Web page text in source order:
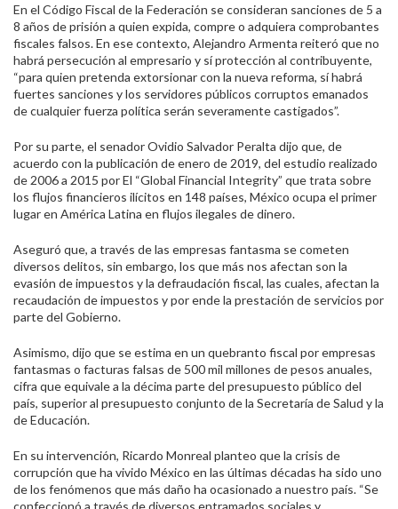
En el Código Fiscal de la Federación se consideran sanciones de 5 a
8 años de prisión a quien expida, compre o adquiera comprobantes
fiscales falsos. En ese contexto, Alejandro Armenta reiteró que no
habrá persecución al empresario y sí protección al contribuyente,
“para quien pretenda extorsionar con la nueva reforma, sí habrá
fuertes sanciones y los servidores públicos corruptos emanados
de cualquier fuerza política serán severamente castigados”.
Por su parte, el senador Ovidio Salvador Peralta dijo que, de
acuerdo con la publicación de enero de 2019, del estudio realizado
de 2006 a 2015 por El “Global Financial Integrity” que trata sobre
los flujos financieros ilícitos en 148 países, México ocupa el primer
lugar en América Latina en flujos ilegales de dinero.
Aseguró que, a través de las empresas fantasma se cometen
diversos delitos, sin embargo, los que más nos afectan son la
evasión de impuestos y la defraudación fiscal, las cuales, afectan la
recaudación de impuestos y por ende la prestación de servicios por
parte del Gobierno.
Asimismo, dijo que se estima en un quebranto fiscal por empresas
fantasmas o facturas falsas de 500 mil millones de pesos anuales,
cifra que equivale a la décima parte del presupuesto público del
país, superior al presupuesto conjunto de la Secretaría de Salud y la
de Educación.
En su intervención, Ricardo Monreal planteo que la crisis de
corrupción que ha vivido México en las últimas décadas ha sido uno
de los fenómenos que más daño ha ocasionado a nuestro país. “Se
confeccionó a través de diversos entramados sociales y